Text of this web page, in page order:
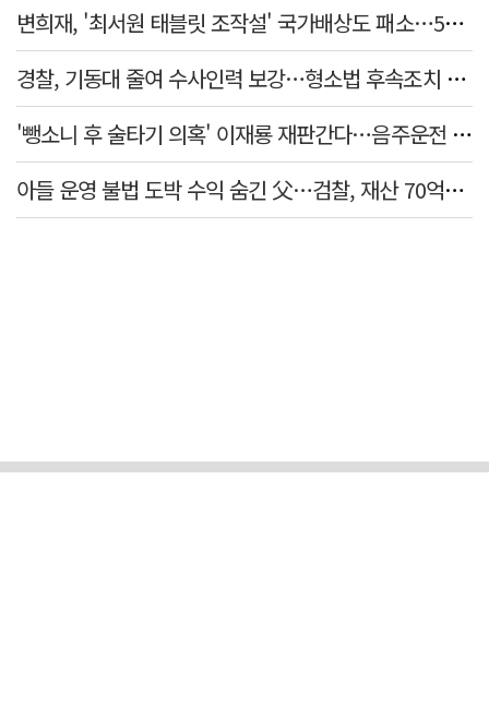
변희재, '최서원 태블릿 조작설' 국가배상도 패소…5천만원 청구 기각
경찰, 기동대 줄여 수사인력 보강…형소법 후속조치 본격화
'뺑소니 후 술타기 의혹' 이재룡 재판간다…음주운전 혐의 제외
아들 운영 불법 도박 수익 숨긴 父…검찰, 재산 70억원 몰수